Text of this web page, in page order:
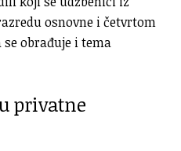
osnovne i četvrtom
obrađuje i tema
privatne